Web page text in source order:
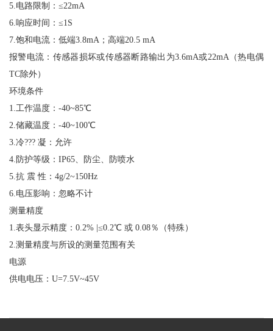
5.电路限制：≤22mA
6.响应时间：≤1S
7.饱和电流：低端3.8mA；高端20.5 mA
报警电流：传感器损坏或传感器断路输出为3.6mA或22mA（热电偶
TC除外）
环境条件
1.工作温度：-40~85℃
2.储藏温度：-40~100℃
3.冷??? 凝：允许
4.防护等级：IP65、防尘、防喷水
5.抗 震 性：4g/2~150Hz
6.电压影响：忽略不计
测量精度
1.表头显示精度：0.2% |≤0.2℃ 或 0.08％（特殊）
2.测量精度与所设的测量范围有关
电源
供电电压：U=7.5V~45V